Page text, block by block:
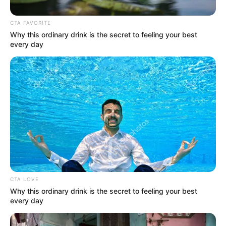
Colprensa
Vendedores ambulantes en TransMilenio
Por: Cristhiam Martínez
CTA FAVORITE
Why this ordinary drink is the secret to feeling your best
every day
CTA LOVE
Why this ordinary drink is the secret to feeling your best
every day